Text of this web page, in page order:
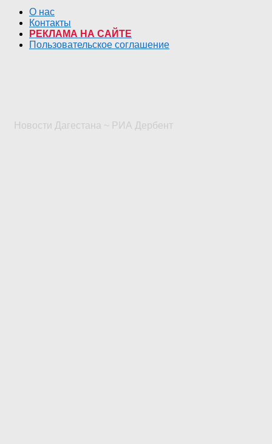
О нас
Контакты
РЕКЛАМА НА САЙТЕ
Пользовательское соглашение
Новости Дагестана ~ РИА Дербент